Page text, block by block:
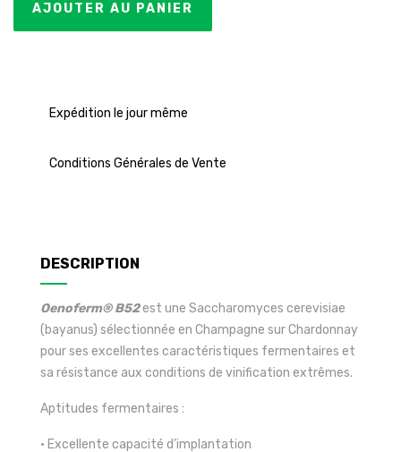
AJOUTER AU PANIER
Expédition le jour même
Conditions Générales de Vente
DESCRIPTION
Oenoferm® B52est une Saccharomyces cerevisiae
(bayanus) sélectionnée en Champagne sur Chardonnay
pour ses excellentes caractéristiques fermentaires et
sa résistance aux conditions de vinification extrêmes.
Aptitudes fermentaires :
• Excellente capacité d’implantation